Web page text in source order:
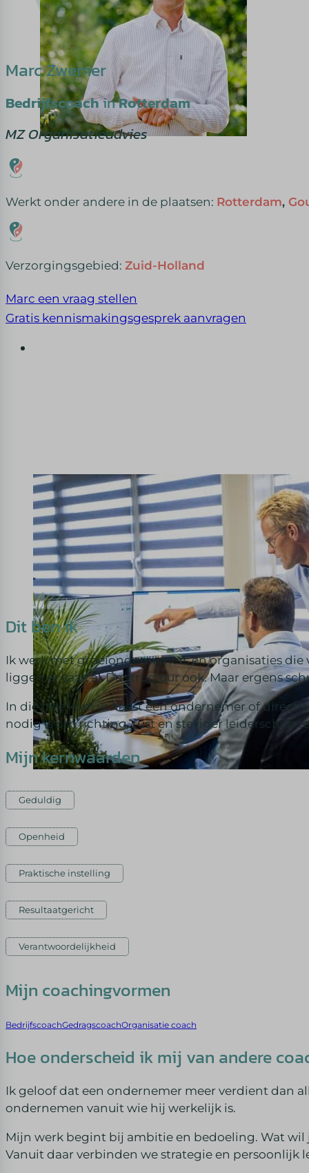
Marc Zwemer
BedrijfscoachinRotterdam
MZ Organisatieadvies
Werkt onder andere in de plaatsen: Rotterdam,
Verzorgingsgebied: Zuid-Holland
Marc een vraag stellen
Gratis kennismakingsgesprek aanvragen
Dit ben ik
Ik werk met groeiondernemers en organisaties
liggen er vaak al. De structuur ook. Maar ergens
In die fase kom ik naast een ondernemer of
nodig is om richting, rust en steviger leiderschap
Mijn kernwaarden
Geduldig
Openheid
Praktische instelling
Resultaatgericht
Verantwoordelijkheid
Mijn coachingvormen
BedrijfscoachGedragscoachOrganisatie coach
Hoe onderscheid ik mij van andere
Ik geloof dat een ondernemer meer verdient dan
ondernemen vanuit wie hij werkelijk is.
Mijn werk begint bij ambitie en bedoeling. Wat wil
Vanuit daar verbinden we strategie en